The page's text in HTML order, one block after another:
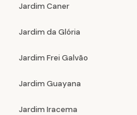
Jardim Caner
Jardim da Glória
Jardim Frei Galvão
Jardim Guayana
Jardim Iracema